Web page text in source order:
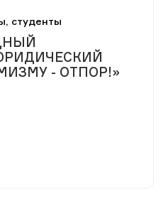
студенты
- ОТПОР!»